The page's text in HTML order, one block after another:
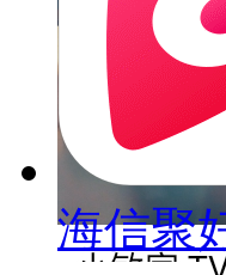
海信聚